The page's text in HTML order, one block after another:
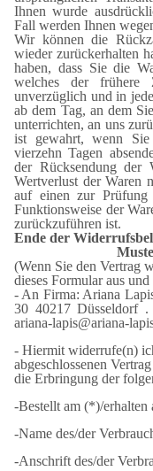
Ihnen wurde
Fall werden Ihnen
Wir können die
wieder zurückerhalten
haben, dass Sie die
welches der frühere
unverzüglich und in
ab dem Tag, an dem
unterrichten, an uns
ist gewahrt, wenn
vierzehn Tagen
der Rücksendung der
Wertverlust der Waren
auf einen zur Prüfung
Funktionsweise der
zurückzuführen ist.
Ende der
(Wenn Sie den Vertrag
dieses Formular aus
- An Firma: Ariana
30 40217 Düsseldorf
ariana-lapis@ariana-
- Hiermit widerrufe(n)
abgeschlossenen
die Erbringung der
-Bestellt am (*)/erhalten
-Name des/der
-Anschrift des/der